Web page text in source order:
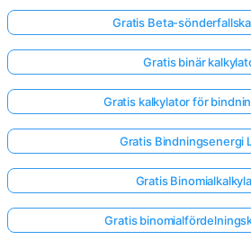
Gratis Beta-
Gratis binär
Gratis kalkylator för
Gratis Bindningsenergi
Gratis
Gratis